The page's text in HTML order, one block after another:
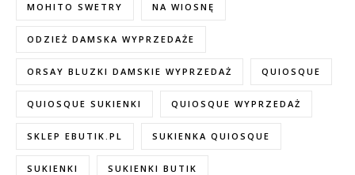
MOHITO SWETRY NA WIOSNĘ
ODZIEŻ DAMSKA WYPRZEDAŻE
ORSAY BLUZKI DAMSKIE WYPRZEDAŻ QUIOSQUE
QUIOSQUE SUKIENKI QUIOSQUE WYPRZEDAŻ
SKLEP EBUTIK.PL SUKIENKA QUIOSQUE
SUKIENKI SUKIENKI BUTIK